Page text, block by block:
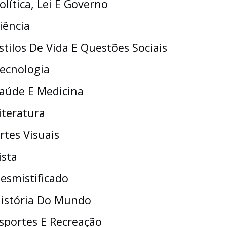
Lei E Governo
De Vida E Questões Sociais
E Medicina
Visuais
Do Mundo
E Recreação